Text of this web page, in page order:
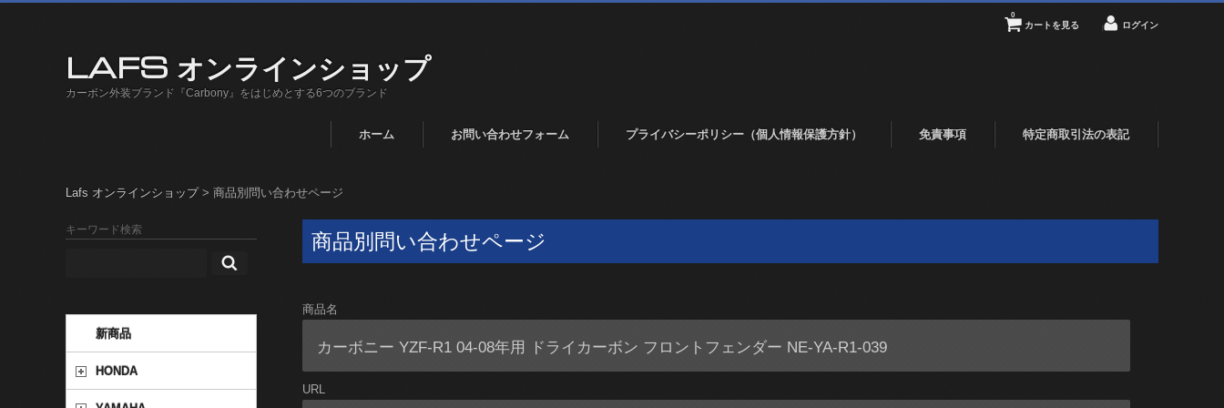
LAFS オンラインショップ
カーボン外装ブランド『Carbony』をはじめとする6つのブランド
カートを見る
0
ログイン
ホーム お問い合わせフォーム プライバシーポリシー（個人情報保護方針） 免責事項 特定商取引法の表記
Lafs オンラインショップ> 商品別問い合わせページ
商品別問い合わせページ
商品名
URL
キーワード検索
新商品
HONDA